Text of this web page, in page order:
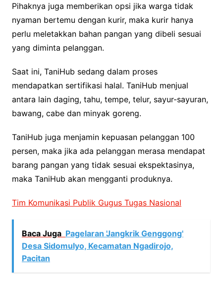
Pihaknya juga memberikan opsi jika warga tidak
nyaman bertemu dengan kurir, maka kurir hanya
perlu meletakkan bahan pangan yang dibeli sesuai
yang diminta pelanggan.
Saat ini, TaniHub sedang dalam proses
mendapatkan sertifikasi halal. TaniHub menjual
antara lain daging, tahu, tempe, telur, sayur-sayuran,
bawang, cabe dan minyak goreng.
TaniHub juga menjamin kepuasan pelanggan 100
persen, maka jika ada pelanggan merasa mendapat
barang pangan yang tidak sesuai ekspektasinya,
maka TaniHub akan mengganti produknya.
Tim Komunikasi Publik Gugus Tugas Nasional
Baca Juga Pagelaran 'Jangkrik Genggong'
Desa Sidomulyo, Kecamatan Ngadirojo,
Pacitan